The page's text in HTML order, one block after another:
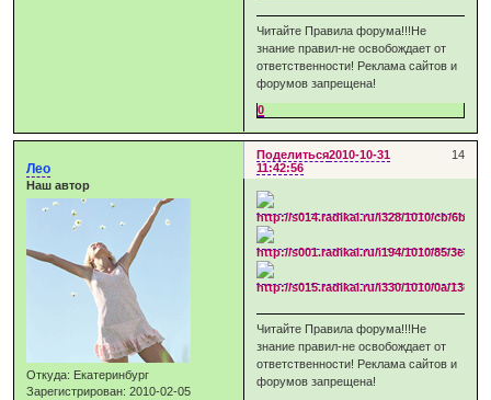
Читайте Правила форума!!!Не
знание правил-не освобождает от
ответственности! Реклама сайтов и
форумов запрещена!
0
Поделиться 14
2010-10-31
11:42:56
Лео
Наш автор
Откуда: Екатеринбург
Зарегистрирован: 2010-02-05
Читайте Правила форума!!!Не
знание правил-не освобождает от
ответственности! Реклама сайтов и
форумов запрещена!